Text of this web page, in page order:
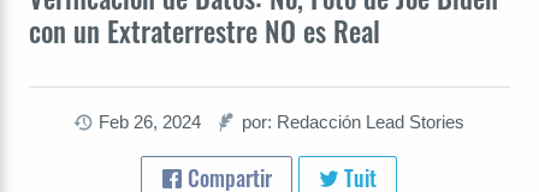
con un Extraterrestre NO es Real
Feb 26, 2024 por: Redacción Lead Stories
Compartir Tuit